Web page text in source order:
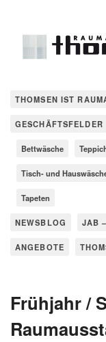
THOMSEN IST
GESCHÄFTSFELDER
Bettwäsche
Tisch- und
Tapeten
NEWSBLOG JAB
ANGEBOTE
Frühjahr /